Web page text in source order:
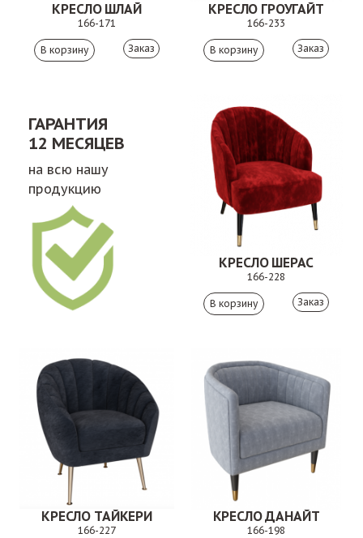
КРЕСЛО ШЛАЙ
166-171
Заказ
КРЕСЛО ГРОУГАЙТ
166-233
Заказ
ГАРАНТИЯ
12 МЕСЯЦЕВ
на всю нашу
продукцию
КРЕСЛО ШЕРАС
166-228
Заказ
КРЕСЛО ТАЙКЕРИ
166-227
КРЕСЛО ДАНАЙТ
166-198